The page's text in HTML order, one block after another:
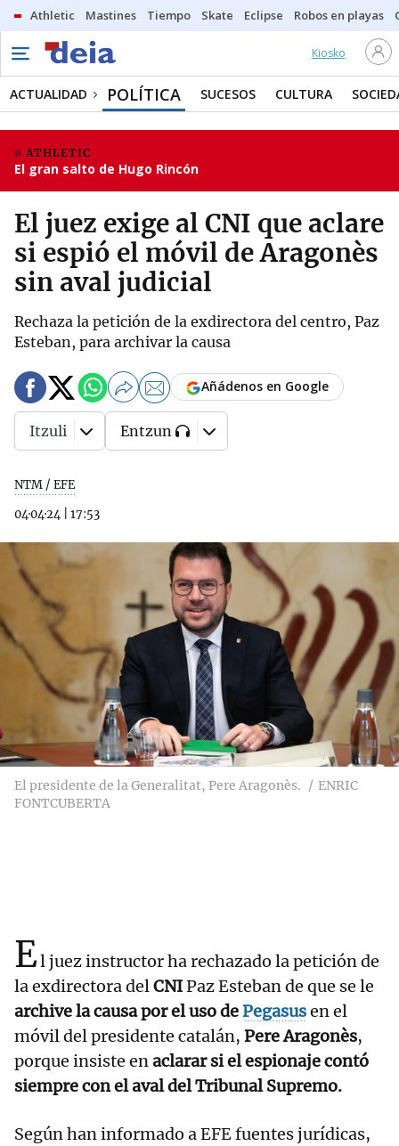
Athletic Mastines Tiempo Skate Eclipse Robos en playas
Kiosko
ACTUALIDAD POLÍTICA SUCESOS CULTURA
ATHLETIC
El gran salto de Hugo Rincón
El juez exige al CNI que aclare
si espió el móvil de Aragonès
sin aval judicial
Rechaza la petición de la exdirectora del centro, Paz
Esteban, para archivar la causa
NTM / EFE
04·04·24
17:53
Añádenos en Google
Itzuli Entzun
El presidente de la Generalitat, Pere Aragonès.
ENRIC
FONTCUBERTA
El juez instructor ha rechazado la petición de
la exdirectora delCNIPaz Esteban de que se le
archive la causa por el uso dePegasusen el
móvil del presidente catalán, Pere Aragonès,
porque insiste enaclarar si el espionaje contó
siempre con el aval del Tribunal Supremo.
Según han informado a EFE fuentes jurídicas,